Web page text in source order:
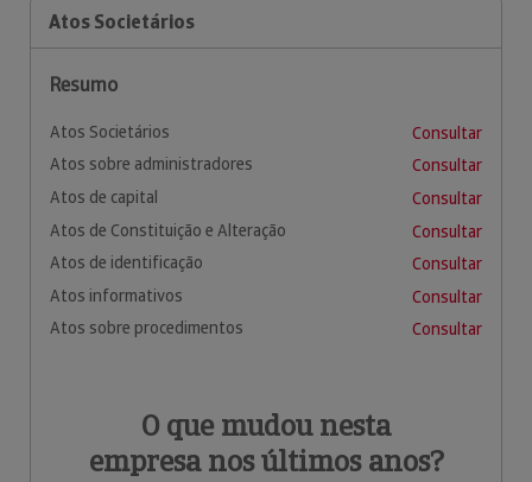
Atos Societários
Resumo
Atos Societários
Consultar
Atos sobre administradores
Consultar
Atos de capital
Consultar
Atos de Constituição e Alteração
Consultar
Atos de identificação
Consultar
Atos informativos
Consultar
Atos sobre procedimentos
Consultar
O que mudou nesta
empresa nos últimos anos?